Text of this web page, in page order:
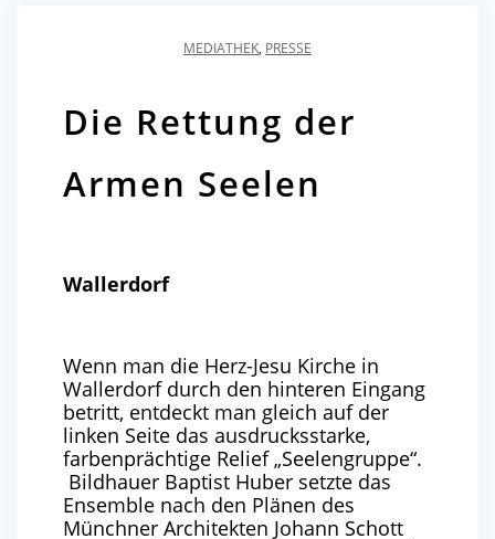
MEDIATHEK, PRESSE
Die Rettung der
Armen Seelen
Wallerdorf
Wenn man die Herz-Jesu Kirche in
Wallerdorf durch den hinteren Eingang
betritt, entdeckt man gleich auf der
linken Seite das ausdrucksstarke,
farbenprächtige Relief „Seelengruppe“.
Bildhauer Baptist Huber setzte das
Ensemble nach den Plänen des
Münchner Architekten Johann Schott